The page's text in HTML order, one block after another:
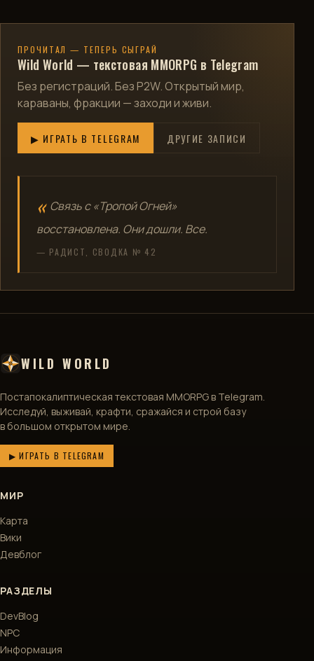
ПРОЧИТАЛ — ТЕПЕРЬ СЫГРАЙ
Wild World — текстовая MMORPG в Telegram
Без регистраций. Без P2W. Открытый мир,
караваны, фракции — заходи и живи.
▶ ИГРАТЬ В TELEGRAM ДРУГИЕ ЗАПИСИ
Связь с «Тропой Огней»
восстановлена. Они дошли. Все.
— РАДИСТ, СВОДКА № 42
WILD WORLD
Постапокалиптическая текстовая MMORPG в Telegram.
Исследуй, выживай, крафти, сражайся и строй базу
в большом открытом мире.
▶ ИГРАТЬ В TELEGRAM
МИР
Карта
Вики
Девблог
РАЗДЕЛЫ
DevBlog
NPC
Информация